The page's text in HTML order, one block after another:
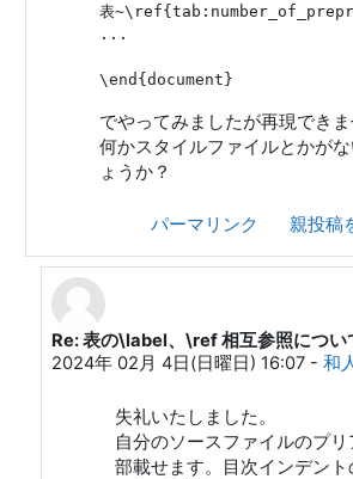
表
...
でやってみましたが再現でき
何かスタイルファイルとかが
ょうか？
パーマリンク 親投稿
奥村 晴彦 への返信
Re: 表の\label、\ref 相互参照につい
2024年 02月 4日(日曜日) 16:07- 和
失礼いたしました。
自分のソースファイルのプ
部載せます。目次インデン